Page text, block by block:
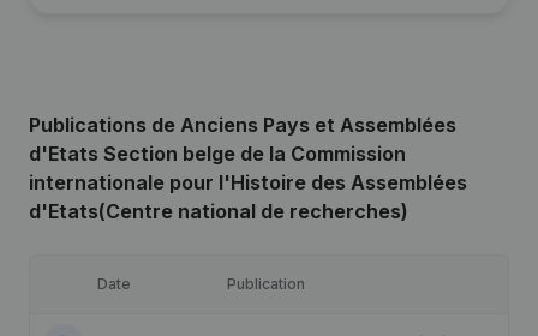
Publications de Anciens Pays et Assemblées
d'Etats Section belge de la Commission
internationale pour l'Histoire des Assemblées
d'Etats(Centre national de recherches)
Date Publication